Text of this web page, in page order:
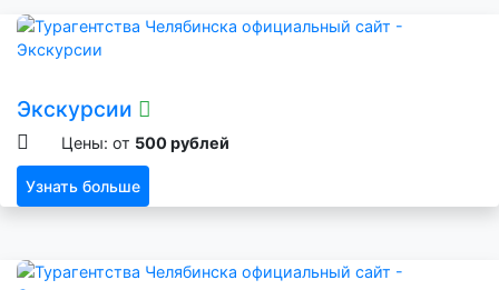
Экскурсии
Цены: от 500 рублей
Узнать больше